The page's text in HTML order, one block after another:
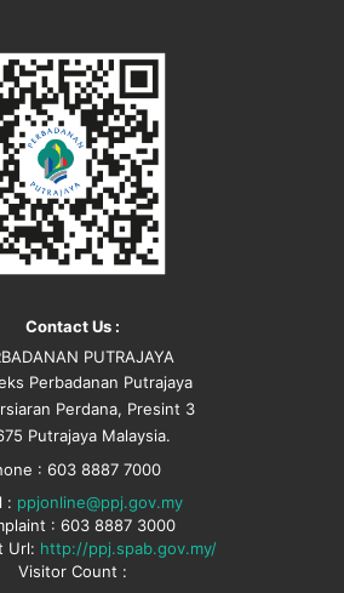
Contact Us :
PUTRAJAYA
Perbadanan Putrajaya
Perdana, Presint 3
Putrajaya Malaysia.
: 603 8887 7000
: ppjonline@ppj.gov.my
: 603 8887 3000
Url: http://ppj.spab.gov.my/
Visitor Count :